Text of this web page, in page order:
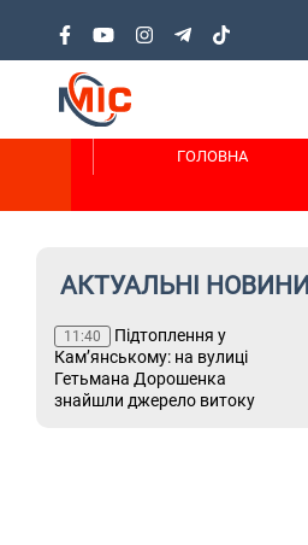
ГОЛОВНА
АКТУАЛЬНІ НОВИНИ
11:40
Підтоплення у
Кам’янському: на вулиці
Гетьмана Дорошенка
знайшли джерело витоку